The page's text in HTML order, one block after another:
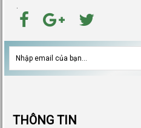
.
THÔNG TIN